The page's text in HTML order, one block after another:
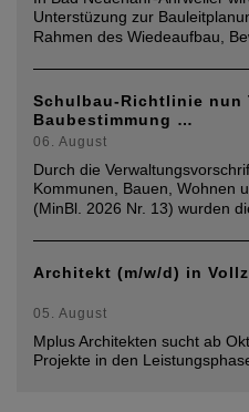
Unterstüzung zur
Rahmen des Wiedeaufbau,
Schulbau-Richtlinie nun
Baubestimmung …
06. August
Durch die
Kommunen, Bauen, Wohnen
(MinBl. 2026 Nr. 13) wurden
Architekt (m/w/d) in
05. August
Mplus Architekten sucht ab
Projekte in den